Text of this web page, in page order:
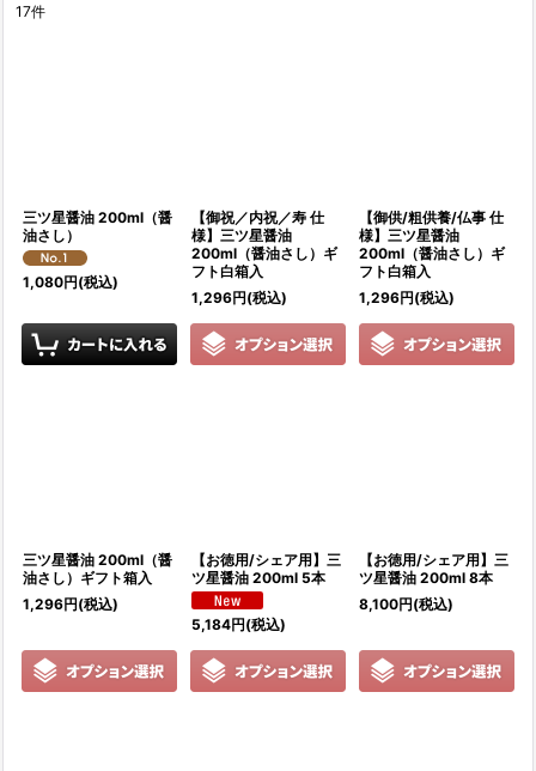
サブカテゴリ
絞り込む
17件
三ツ星醤油 200ml（醤
油さし）
1,080円(税込)
【御祝／内祝／寿 仕
様】三ツ星醤油
200ml（醤油さし）ギ
フト白箱入
1,296円(税込)
【御供/粗供養/仏事 仕
様】三ツ星醤油
200ml（醤油さし）ギ
フト白箱入
1,296円(税込)
三ツ星醤油 200ml（醤
油さし）ギフト箱入
1,296円(税込)
【お徳用/シェア用】三
ツ星醤油 200ml 5本
5,184円(税込)
【お徳用/シェア用】三
ツ星醤油 200ml 8本
8,100円(税込)